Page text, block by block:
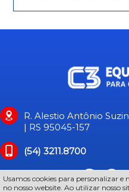
R. Alestio Antônio
| RS 95045-157
(54) 3211.8700
Usamos cookies para personalizar e
no nosso website. Ao utilizar nosso